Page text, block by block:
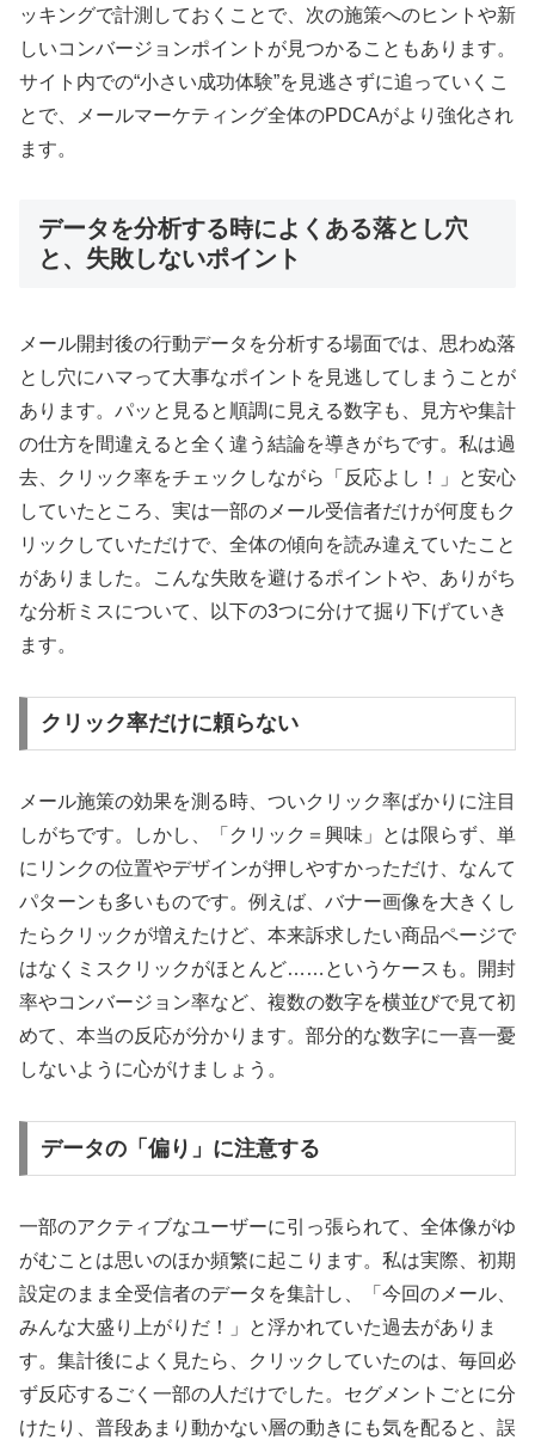
ッキングで計測しておくことで、次の施策へのヒントや新
しいコンバージョンポイントが見つかることもあります。
サイト内での“小さい成功体験”を見逃さずに追っていくこ
とで、メールマーケティング全体のPDCAがより強化され
ます。
データを分析する時によくある落とし穴
と、失敗しないポイント
メール開封後の行動データを分析する場面では、思わぬ落
とし穴にハマって大事なポイントを見逃してしまうことが
あります。パッと見ると順調に見える数字も、見方や集計
の仕方を間違えると全く違う結論を導きがちです。私は過
去、クリック率をチェックしながら「反応よし！」と安心
していたところ、実は一部のメール受信者だけが何度もク
リックしていただけで、全体の傾向を読み違えていたこと
がありました。こんな失敗を避けるポイントや、ありがち
な分析ミスについて、以下の3つに分けて掘り下げていき
ます。
クリック率だけに頼らない
メール施策の効果を測る時、ついクリック率ばかりに注目
しがちです。しかし、「クリック＝興味」とは限らず、単
にリンクの位置やデザインが押しやすかっただけ、なんて
パターンも多いものです。例えば、バナー画像を大きくし
たらクリックが増えたけど、本来訴求したい商品ページで
はなくミスクリックがほとんど……というケースも。開封
率やコンバージョン率など、複数の数字を横並びで見て初
めて、本当の反応が分かります。部分的な数字に一喜一憂
しないように心がけましょう。
データの「偏り」に注意する
一部のアクティブなユーザーに引っ張られて、全体像がゆ
がむことは思いのほか頻繁に起こります。私は実際、初期
設定のまま全受信者のデータを集計し、「今回のメール、
みんな大盛り上がりだ！」と浮かれていた過去がありま
す。集計後によく見たら、クリックしていたのは、毎回必
ず反応するごく一部の人だけでした。セグメントごとに分
けたり、普段あまり動かない層の動きにも気を配ると、誤